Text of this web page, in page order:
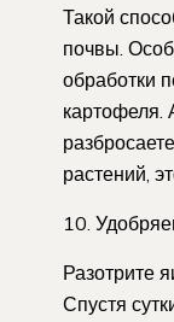
Такой
почвы.
обработки
картофеля.
растений,
10.
Разотрите
Спустя